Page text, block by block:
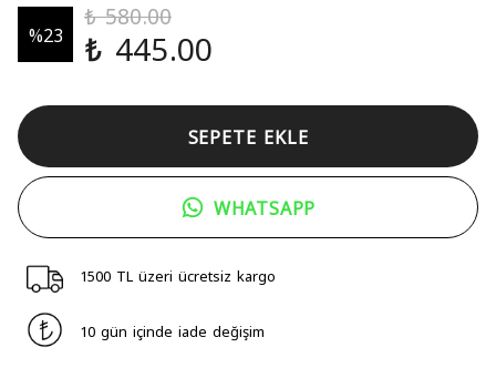
%23
₺ 580.00
₺ 445.00
SEPETE EKLE
WHATSAPP
1500 TL üzeri ücretsiz kargo
10 gün içinde iade değişim